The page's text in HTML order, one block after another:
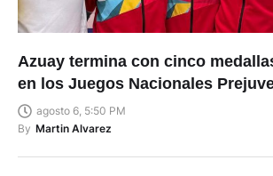
Azuay termina con cinco
en los Juegos Nacionales
agosto 6, 5:50 PM
By Martin Alvarez